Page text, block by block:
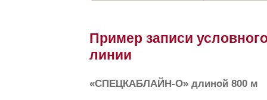
Пример записи
линии
«СПЕЦКАБЛАЙН-О» длиной 800 м